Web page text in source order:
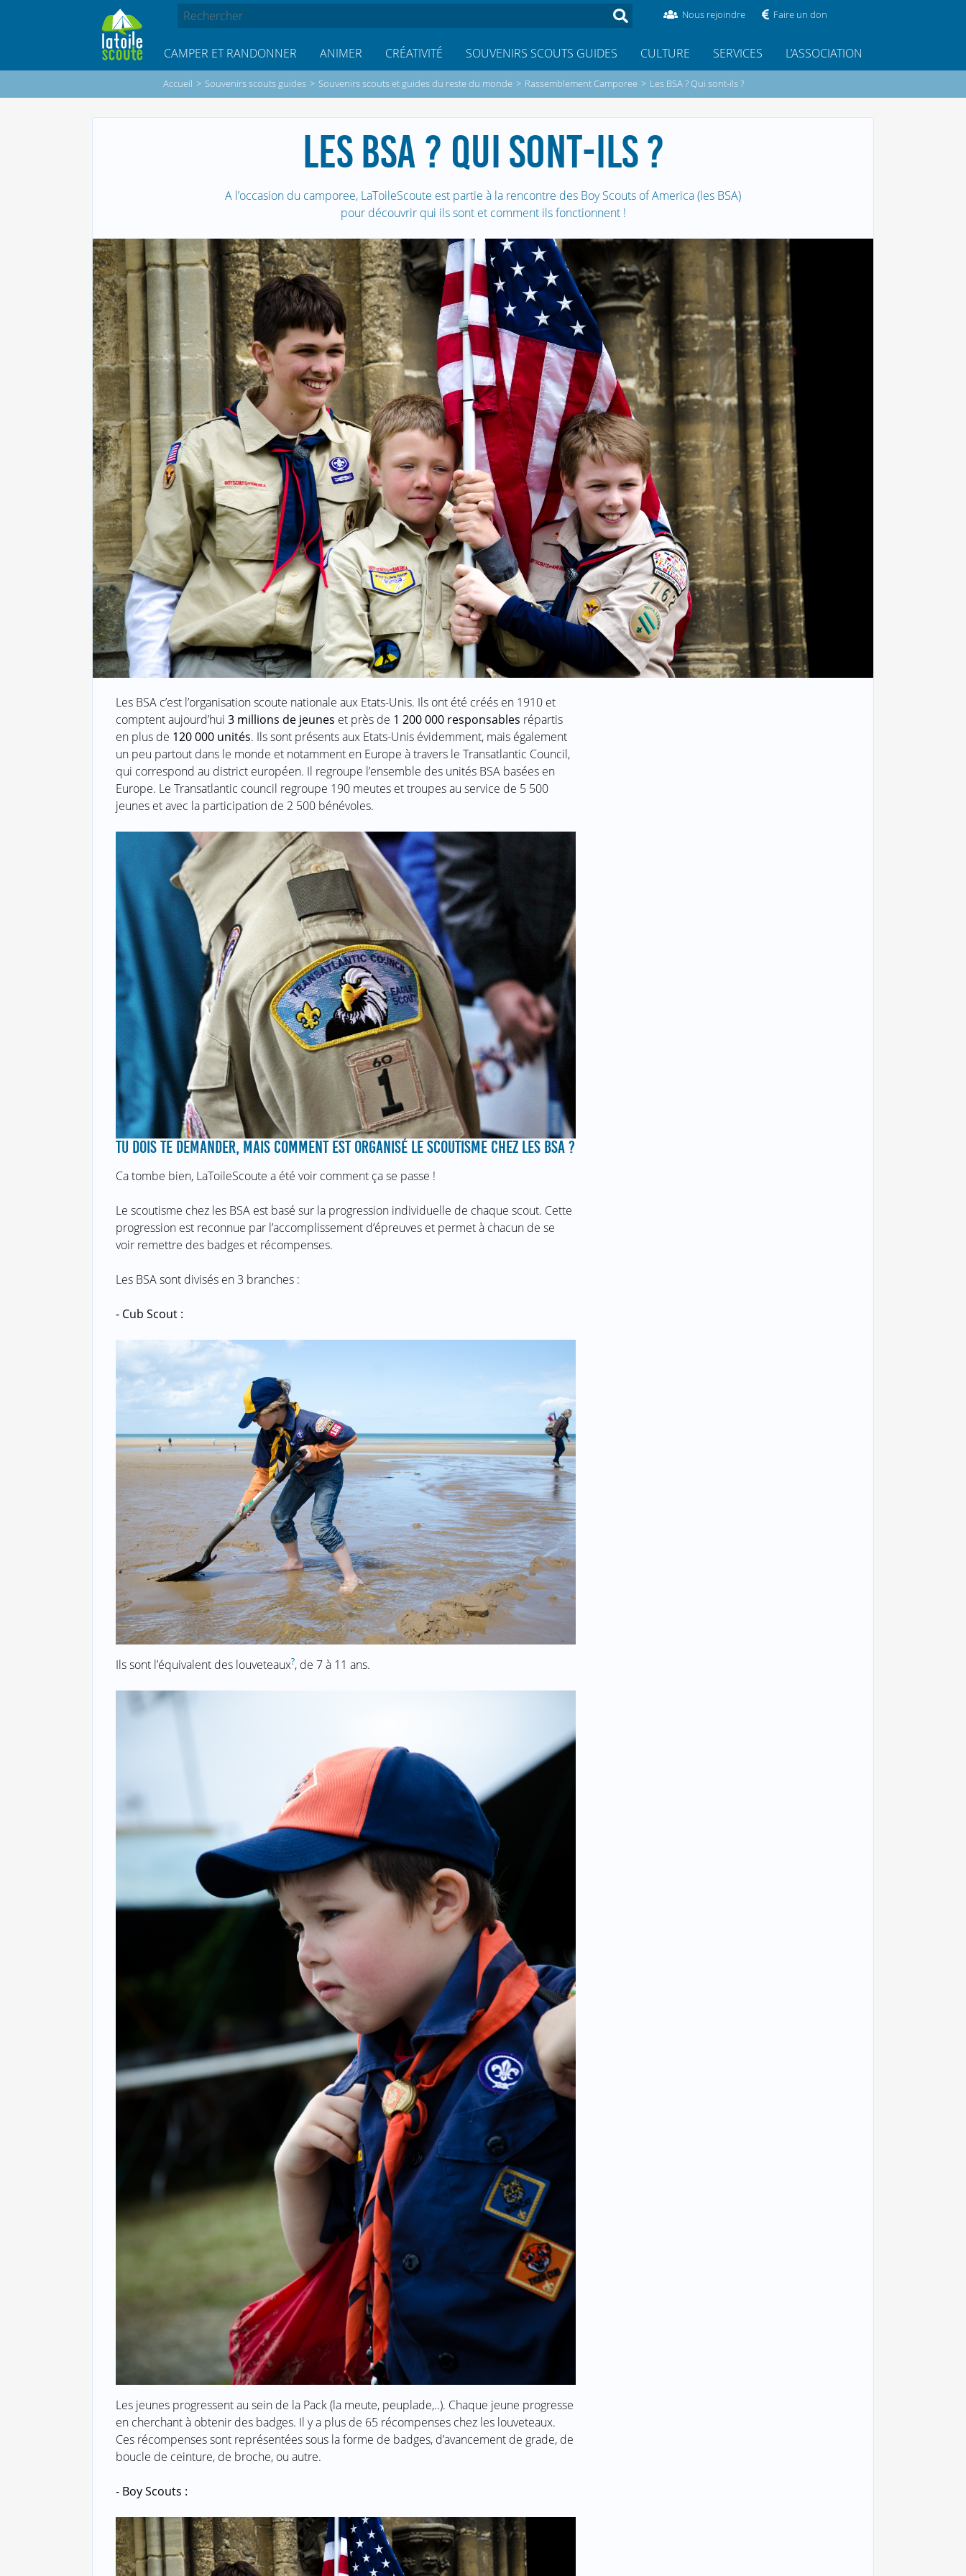
Nous rejoindre Faire un don
CAMPER ET RANDONNER ANIMER CRÉATIVITÉ SOUVENIRS SCOUTS GUIDES CULTURE SERVICES L’ASSOCIATION
Accueil > Souvenirs scouts guides > Souvenirs scouts et guides du reste du monde > Rassemblement Camporee > Les BSA ? Qui sont-ils ?
LES BSA ? QUI SONT-ILS ?
A l’occasion du camporee, LaToileScoute est partie à la rencontre des Boy Scouts of America (les BSA)
pour découvrir qui ils sont et comment ils fonctionnent !
Les BSA c’est l’organisation scoute nationale aux Etats-Unis. Ils ont été créés en 1910 et
comptent aujourd’hui 3 millions de jeunes et près de 1 200 000 responsables répartis
en plus de 120 000 unités. Ils sont présents aux Etats-Unis évidemment, mais également
un peu partout dans le monde et notamment en Europe à travers le Transatlantic Council,
qui correspond au district européen. Il regroupe l’ensemble des unités BSA basées en
Europe. Le Transatlantic council regroupe 190 meutes et troupes au service de 5 500
jeunes et avec la participation de 2 500 bénévoles.
TU DOIS TE DEMANDER, MAIS COMMENT EST ORGANISÉ LE SCOUTISME CHEZ LES BSA ?
Ca tombe bien, LaToileScoute a été voir comment ça se passe !
Le scoutisme chez les BSA est basé sur la progression individuelle de chaque scout. Cette
progression est reconnue par l’accomplissement d’épreuves et permet à chacun de se
voir remettre des badges et récompenses.
Les BSA sont divisés en 3 branches :
- Cub Scout :
Ils sont l’équivalent des louveteaux?, de 7 à 11 ans.
Les jeunes progressent au sein de la Pack (la meute, peuplade,..). Chaque jeune progresse
en cherchant à obtenir des badges. Il y a plus de 65 récompenses chez les louveteaux.
Ces récompenses sont représentées sous la forme de badges, d’avancement de grade, de
boucle de ceinture, de broche, ou autre.
- Boy Scouts :